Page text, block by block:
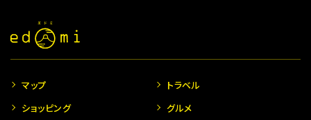
マップ
トラベル
ショッピング
グルメ